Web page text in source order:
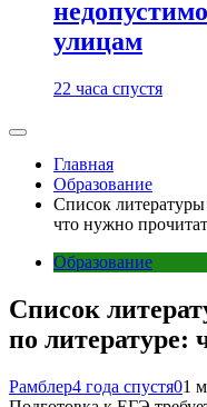
улицам
22 часа спустя
Главная
Образование
Список
что нужно
Образование
Список
по литературе:
Рамблер4 года спустя01